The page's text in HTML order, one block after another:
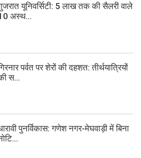
यूनिवर्सिटी: 5 लाख तक की सैलरी वाले
अस्थ...
पर्वत पर शेरों की दहशत: तीर्थयात्रियों
स...
पुनर्विकास: गणेश नगर-मेघवाड़ी में बिना